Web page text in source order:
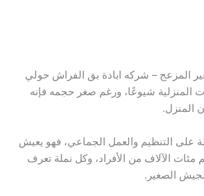
المنزلية شيوعًا، ورغم صغر حجمه فإنه
المنزل.
على التنظيم والعمل الجماعي، فهو يعيش
الآلاف من الأفراد، وكل نملة تعرف
الصغير.